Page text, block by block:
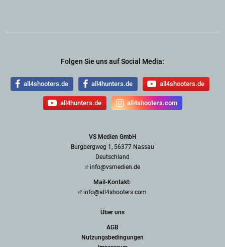
Folgen Sie uns auf Social Media:
all4shooters.de all4hunters.de all4shooters.de
all4hunters.de all4shooters.com
VS Medien GmbH
Burgbergweg 1, 56377 Nassau
Deutschland
info@vsmedien.de
Mail-Kontakt:
info@all4shooters.com
Über uns
AGB
Nutzungsbedingungen